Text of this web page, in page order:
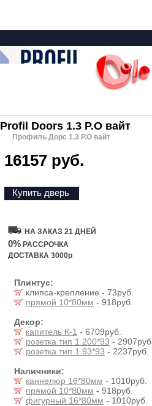
Profil Doors 1.3 P.O вайт
Профиль Дорс 1.3 P.O вайт
16157 руб.
Купить дверь
НА ЗАКАЗ 21 ДНЕЙ
0% РАССРОЧКА
ДОСТАВКА 3000р
Плинтус:
клипса-крепление - 73руб.
прямой 10*80мм - 918руб.
Декор:
капитель К-1 - 6709руб.
розетка тип 1 200*93 - 2907руб.
розетка тип 1 93*93 - 2237руб.
Наличники:
каннелюр 16*80мм - 1010руб.
прямой 10*80мм - 918руб.
фигурный 16*80мм - 1010руб.